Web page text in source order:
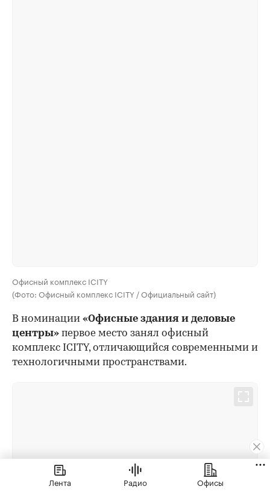
Офисный комплекс ICITY
(Фото: Офисный комплекс ICITY / Официальный сайт)
В номинации «Офисные здания и деловые
центры» первое место занял офисный
комплекс ICITY, отличающийся современными и
технологичными пространствами.
Лента Радио Офисы